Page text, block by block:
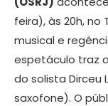
feira), às 20h, no
musical e
espetáculo traz
do solista Dirceu
saxofone). O